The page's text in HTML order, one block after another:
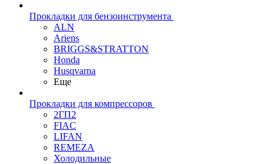
Прокладки для бензоинструмента
ALN
Ariens
BRIGGS&STRATTON
Honda
Husqvarna
Еще
Прокладки для компрессоров
2ГП2
FIAC
LIFAN
REMEZA
Холодильные